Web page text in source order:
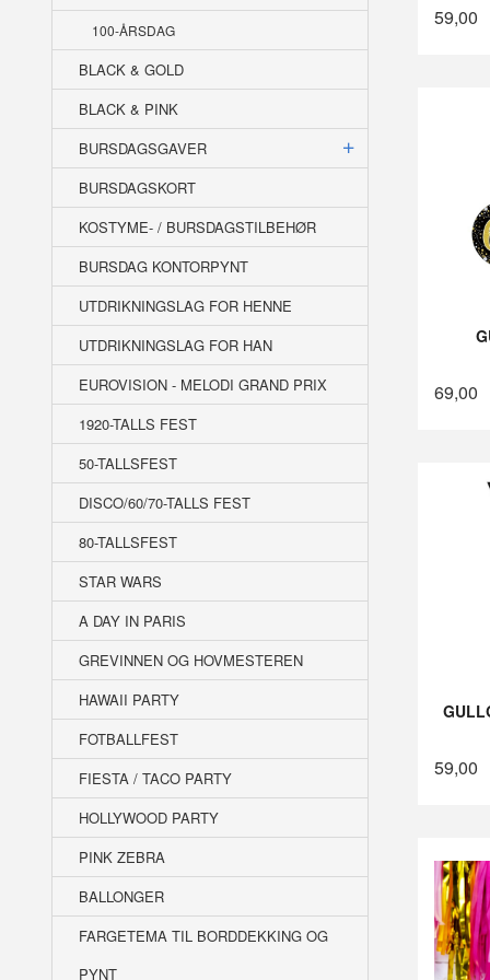
100-ÅRSDAG
BLACK & GOLD
BLACK & PINK
BURSDAGSGAVER
BURSDAGSKORT
KOSTYME- / BURSDAGSTILBEHØR
BURSDAG KONTORPYNT
UTDRIKNINGSLAG FOR HENNE
UTDRIKNINGSLAG FOR HAN
EUROVISION - MELODI GRAND PRIX
1920-TALLS FEST
50-TALLSFEST
DISCO/60/70-TALLS FEST
80-TALLSFEST
STAR WARS
A DAY IN PARIS
GREVINNEN OG HOVMESTEREN
HAWAII PARTY
FOTBALLFEST
FIESTA / TACO PARTY
HOLLYWOOD PARTY
PINK ZEBRA
BALLONGER
FARGETEMA TIL BORDDEKKING OG
PYNT
59,00
69,00
59,00